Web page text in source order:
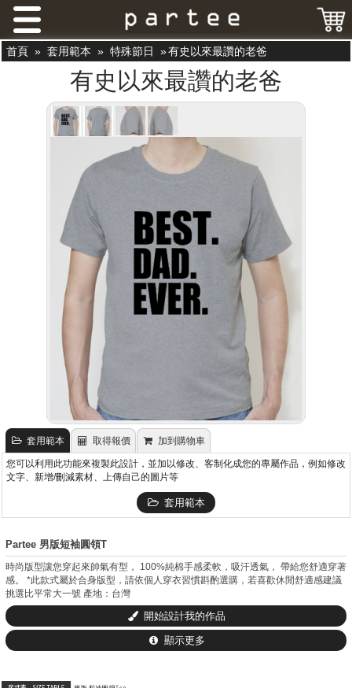
首頁 » 套用範本 » 特殊節日 »有史以來最讚的老爸
有史以來最讚的老爸
套用範本 取得報價 加到購物車
您可以利用此功能來複製此設計，並加以修改、客制化成您的專屬作品，例如修改
文字、新增/刪減素材、上傳自己的圖片等
套用範本
Partee 男版短袖圓領T
時尚版型讓您穿起來帥氣有型， 100%純棉手感柔軟，吸汗透氣， 帶給您舒適穿著
感。 *此款式屬於合身版型，請依個人穿衣習慣斟酌選購，若喜歡休閒舒適感建議
挑選比平常大一號 產地：台灣
開始設計我的作品
顯示更多